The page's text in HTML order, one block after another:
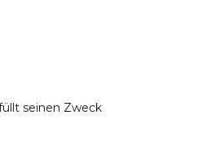
seinen Zweck